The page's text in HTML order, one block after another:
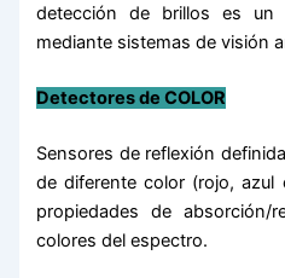
detección de brillos es un
mediante sistemas de visión
Detectores de COLOR
Sensores de reflexión
de diferente color (rojo, azul
propiedades de absorción/
colores del espectro.